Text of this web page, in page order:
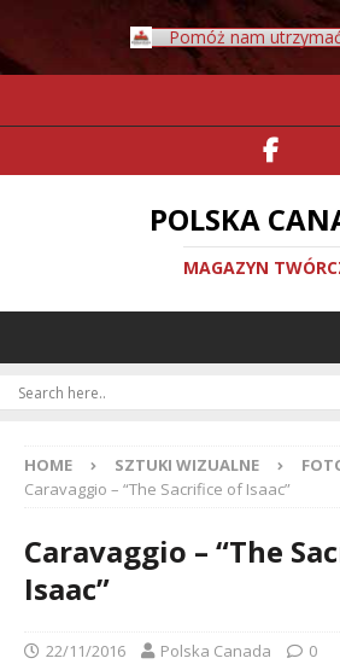
Pomóż nam
POLSKA
MAGAZYN
HOME SZTUKI WIZUALNE
Caravaggio – “The Sacrifice of Isaac”
Caravaggio – “The
Isaac”
22/11/2016 Polska Canada 0